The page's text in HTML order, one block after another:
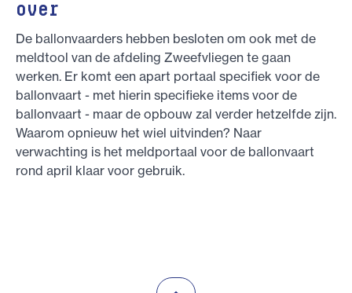
over
De ballonvaarders hebben besloten om ook met de
meldtool van de afdeling Zweefvliegen te gaan
werken. Er komt een apart portaal specifiek voor de
ballonvaart - met hierin specifieke items voor de
ballonvaart - maar de opbouw zal verder hetzelfde zijn.
Waarom opnieuw het wiel uitvinden? Naar
verwachting is het meldportaal voor de ballonvaart
rond april klaar voor gebruik.